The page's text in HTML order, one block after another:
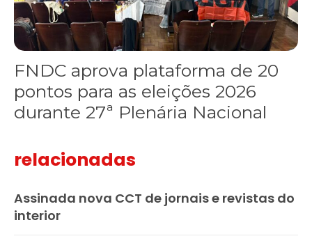
FNDC aprova plataforma de 20
pontos para as eleições 2026
durante 27ª Plenária Nacional
relacionadas
Assinada nova CCT de jornais e revistas do
interior